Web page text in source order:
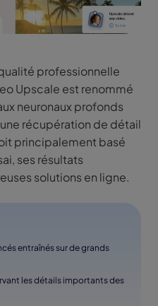
professionnelle
Upscale est renommé
neuronaux profonds
récupération de détail
principalement basé
ses résultats
solutions en ligne.
entraînés sur de grands
les détails importants des